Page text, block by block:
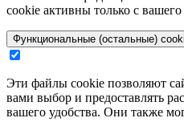
cookie активны только с вашего
Функциональные (остальные)
Эти файлы cookie позволяют
вами выбор и предоставлять
вашего удобства. Они также